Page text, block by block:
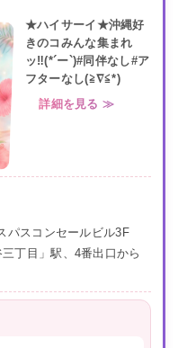
★ハイサーイ★沖縄好
きのコみんな集まれ
ッ‼(*´ー`)#同伴なし#ア
フターなし(≧∇≦*)
詳細を見る ≫
スコンセールビル3F
丁目」駅、4番出口から